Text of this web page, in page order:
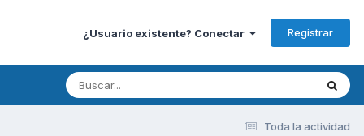
¿Usuario existente? Conectar Registrar
Toda la actividad